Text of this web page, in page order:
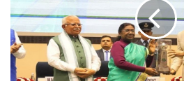
बना
देश
में
अग्रणी:राष्ट्रपति
द्रौपदी